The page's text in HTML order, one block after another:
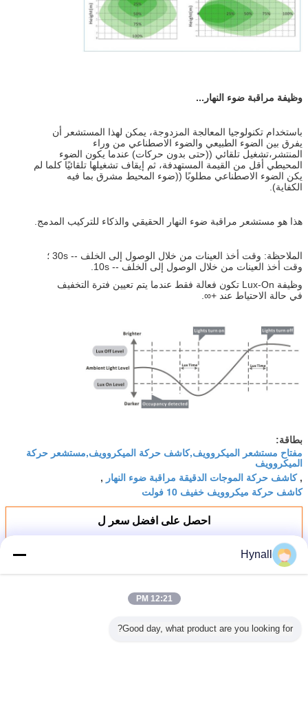
وظيفة مراقبة ضوء النهار...
باستخدام تكنولوجيا المعالجة المزدوجة، يمكن لهذا المستشعر أن
يفرق بين الضوء الطبيعي والضوء الاصطناعي من وراء
المنتشر،تشغيل تلقائي ((حتى بدون حركات) عندما يكون الضوء
المحيطي أقل من القيمة المستهدفة، ثم إيقاف تشغيلها تلقائيًا كلما لم
يكن الضوء الاصطناعي مطلوبًا ((ضوء المحيط مشرق بما فيه
الكفاية).
هذا هو مستشعر مراقبة ضوء النهار الحقيقي والذكاء للتركيب المدمج.
الملاحظة: وقت أخذ العينات من خلال الوصول إلى الخلف -- 30s ؛
وقت أخذ العينات من خلال الوصول إلى الخلف -- 10s.
وظيفة Lux-On تكون فعالة فقط عندما يتم تعيين فترة التخفيف
في حالة الاحتياط عند +∞.
بطاقة:
مفتاح مستشعر الميكروويف,كاشف حركة الميكروويف,مستشعر حركة
الميكروويف
,كاشف حركة الموجات الدقيقة مراقبة ضوء النهار ,
كاشف حركة ميكروويف خفيف 10 فولت
احصل على افضل سعر ل
مراقبة ضوء النهار كاشف حركة
استمر
Hynall
12:21 PM
Good day, what product are you looking for?